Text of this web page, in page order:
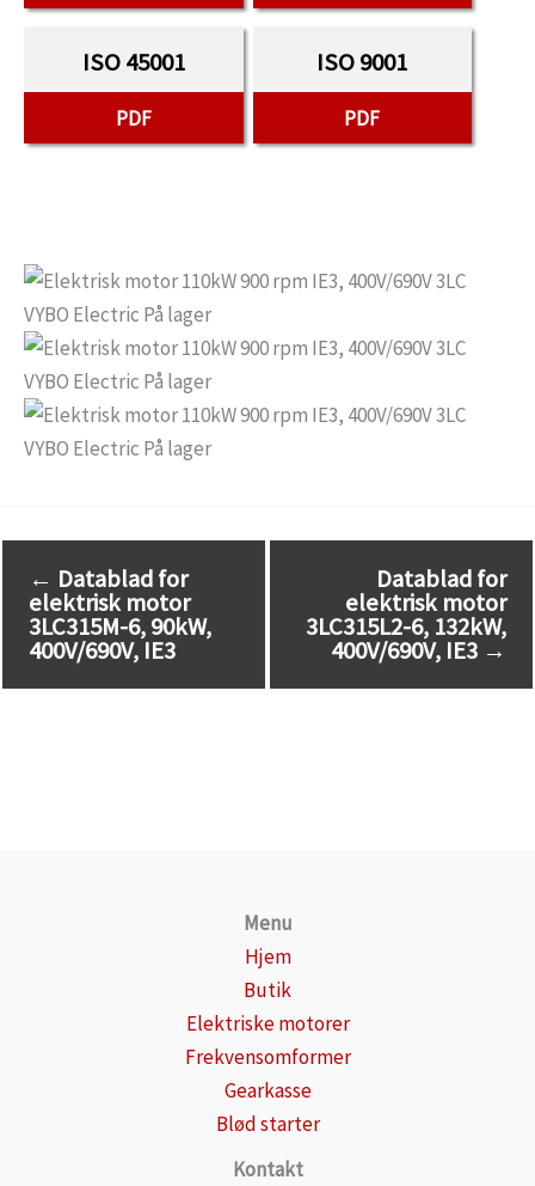
ISO 45001
PDF
ISO 9001
PDF
← Datablad for
elektrisk motor
3LC315M-6, 90kW,
400V/690V, IE3
Datablad for
elektrisk motor
3LC315L2-6, 132kW,
400V/690V, IE3 →
Menu
Hjem
Butik
Elektriske motorer
Frekvensomformer
Gearkasse
Blød starter
Kontakt